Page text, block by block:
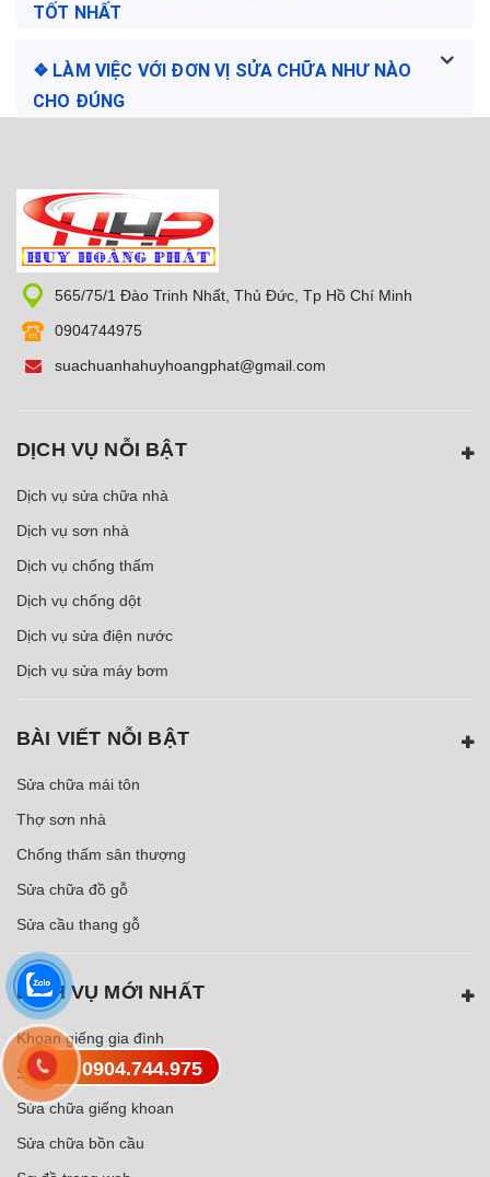
TỐT NHẤT
❖ LÀM VIỆC VỚI ĐƠN VỊ SỬA CHỮA NHƯ NÀO
CHO ĐÚNG
565/75/1 Đào Trinh Nhất, Thủ Đức, Tp Hồ Chí Minh
0904744975
suachuanhahuyhoangphat@gmail.com
DỊCH VỤ NỖI BẬT
Dịch vụ sửa chữa nhà
Dịch vụ sơn nhà
Dịch vụ chống thấm
Dịch vụ chống dột
Dịch vụ sửa điện nước
Dịch vụ sửa máy bơm
BÀI VIẾT NỖI BẬT
Sửa chữa mái tôn
Thợ sơn nhà
Chống thấm sân thượng
Sửa chữa đồ gỗ
Sửa cầu thang gỗ
DỊCH VỤ MỚI NHẤT
Khoan giếng gia đình
Sửa máy bơm chìm
Sửa chữa giếng khoan
Sửa chữa bồn cầu
0904.744.975